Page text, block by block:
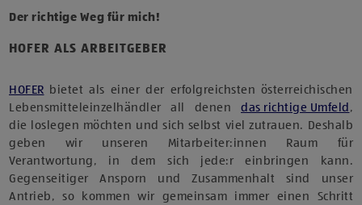
HOFER ALS ARBEITGEBER
Der richtige Weg für mich!
HOFER bietet als einer der erfolgreichsten österreichischen
Lebensmitteleinzelhändler all denen das richtige Umfeld ,
die loslegen möchten und sich selbst viel zutrauen. Deshalb
geben wir unseren Mitarbeiter:innen Raum für
Verantwortung, in dem sich jede:r einbringen kann.
Gegenseitiger Ansporn und Zusammenhalt sind unser
Antrieb, so kommen wir gemeinsam immer einen Schritt